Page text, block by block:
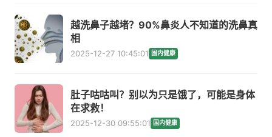
越洗鼻子越堵？90%鼻炎人不知道的洗鼻真
相
2025-12-27 10:45:01 国内健康
肚子咕咕叫？别以为只是饿了，可能是身体
在求救！
2025-12-30 09:55:01 国内健康